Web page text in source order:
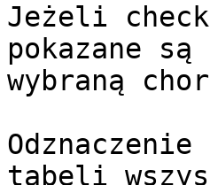
Jeżeli
pokazane
wybraną
tabeli